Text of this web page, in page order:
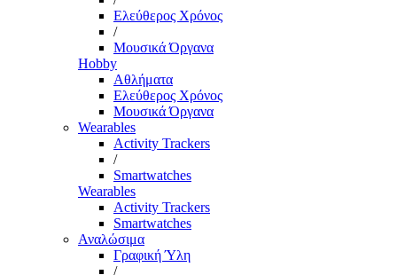
Ελεύθερος Χρόνος
/
Μουσικά Όργανα
Hobby
Αθλήματα
Ελεύθερος Χρόνος
Μουσικά Όργανα
Wearables
Activity Trackers
/
Smartwatches
Wearables
Activity Trackers
Smartwatches
Αναλώσιμα
Γραφική Ύλη
/